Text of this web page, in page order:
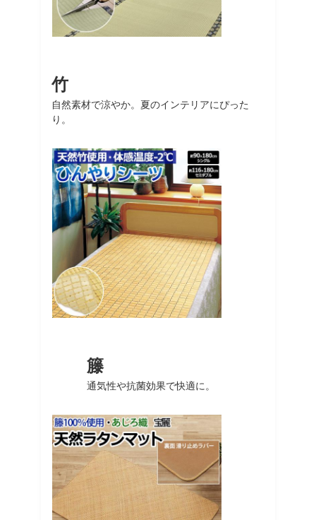
竹
自然素材で涼やか。夏のインテリアにぴった
り。
籐
通気性や抗菌効果で快適に。